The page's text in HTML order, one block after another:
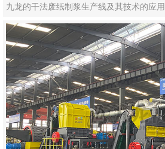
九龙的干法废纸制浆生产线及其技术的应